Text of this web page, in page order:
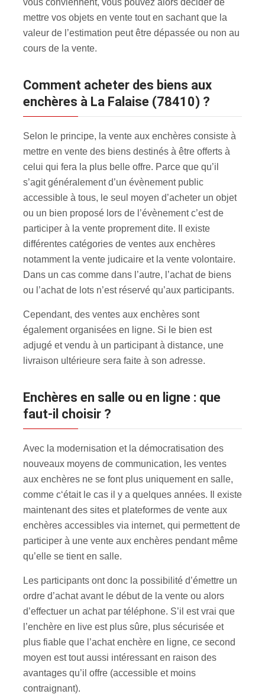
mettre vos objets en vente tout en sachant que la
valeur de l’estimation peut être dépassée ou non au
cours de la vente.
Comment acheter des biens aux
enchères à La Falaise (78410) ?
Selon le principe, la vente aux enchères consiste à
mettre en vente des biens destinés à être offerts à
celui qui fera la plus belle offre. Parce que qu’il
s’agit généralement d’un évènement public
accessible à tous, le seul moyen d’acheter un objet
ou un bien proposé lors de l’évènement c’est de
participer à la vente proprement dite. Il existe
différentes catégories de ventes aux enchères
notamment la vente judicaire et la vente volontaire.
Dans un cas comme dans l’autre, l’achat de biens
ou l’achat de lots n’est réservé qu’aux participants.
Cependant, des ventes aux enchères sont
également organisées en ligne. Si le bien est
adjugé et vendu à un participant à distance, une
livraison ultérieure sera faite à son adresse.
Enchères en salle ou en ligne : que
faut-il choisir ?
Avec la modernisation et la démocratisation des
nouveaux moyens de communication, les ventes
aux enchères ne se font plus uniquement en salle,
comme c‘était le cas il y a quelques années. Il existe
maintenant des sites et plateformes de vente aux
enchères accessibles via internet, qui permettent de
participer à une vente aux enchères pendant même
qu’elle se tient en salle.
Les participants ont donc la possibilité d’émettre un
ordre d’achat avant le début de la vente ou alors
d’effectuer un achat par téléphone. S’il est vrai que
l’enchère en live est plus sûre, plus sécurisée et
plus fiable que l’achat enchère en ligne, ce second
moyen est tout aussi intéressant en raison des
avantages qu’il offre (accessible et moins
contraignant).